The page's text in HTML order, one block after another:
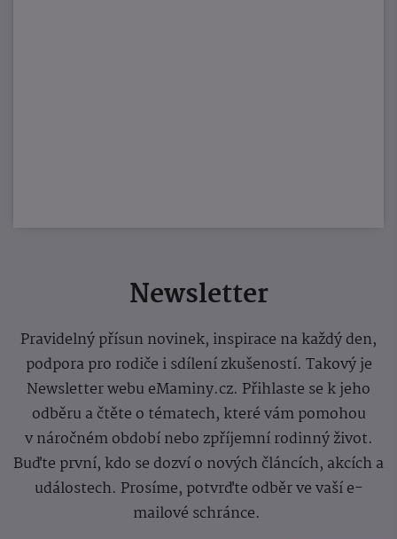
Newsletter
Pravidelný přísun novinek, inspirace na každý den,
podpora pro rodiče i sdílení zkušeností. Takový je
Newsletter webu eMaminy.cz. Přihlaste se k jeho
odběru a čtěte o tématech, které vám pomohou
v náročném období nebo zpříjemní rodinný život.
Buďte první, kdo se dozví o nových článcích, akcích a
událostech. Prosíme, potvrďte odběr ve vaší e-
mailové schránce.